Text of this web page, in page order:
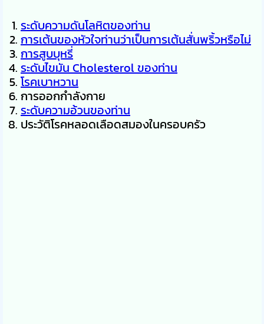
ระดับความดันโลหิตของท่าน
การเต้นของหัวใจท่านว่าเป็นการเต้นสั่นพริ้วหรือไม่
การสูบบุหรี่
ระดับไขมัน Cholesterol ของท่าน
โรคเบาหวาน
การออกกำลังกาย
ระดับความอ้วนของท่าน
ประวัติโรคหลอดเลือดสมองในครอบครัว